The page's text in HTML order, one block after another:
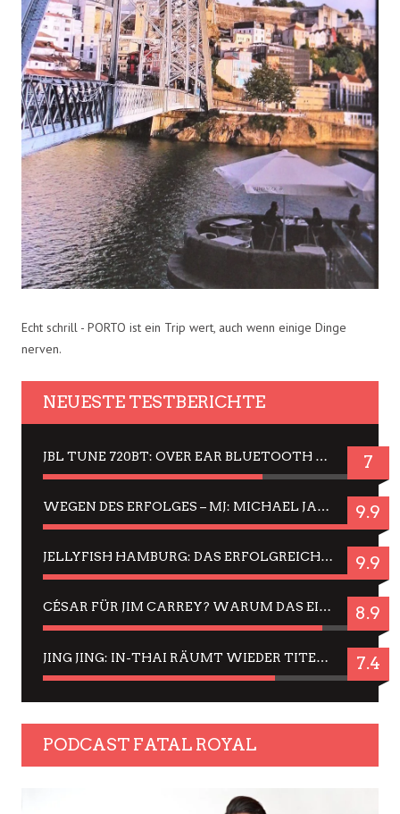
Echt schrill - PORTO ist ein Trip wert, auch wenn einige Dinge
nerven.
NEUESTE TESTBERICHTE
JBL TUNE 720BT: OVER EAR BLUETOOTH KOPFHÖRER UM DIE 50,-€ IM DAUER-TEST 7
WEGEN DES ERFOLGES – MJ: MICHAEL JACKSON MUSICAL IN EINER MATINEE SEHEN 9.9
JELLYFISH HAMBURG: DAS ERFOLGREICHE SOMMER-MENÜ 2025 IN GEFÜHLEN UND BILDERN 9.9
CÉSAR FÜR JIM CARREY? WARUM DAS EINER DER NERVIGSTEN ACTORS IST UND BLEIBT 8.9
JING JING: IN-THAI RÄUMT WIEDER TITEL AB – EIN ZWEI-STUNDEN-ERLEBNISBERICHT 7.4
PODCAST FATAL ROYAL